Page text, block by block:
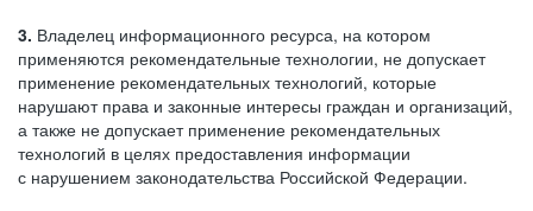
3. Владелец информационного ресурса, на котором
применяются рекомендательные технологии, не допускает
применение рекомендательных технологий, которые
нарушают права и законные интересы граждан и организаций,
а также не допускает применение рекомендательных
технологий в целях предоставления информации
с нарушением законодательства Российской Федерации.